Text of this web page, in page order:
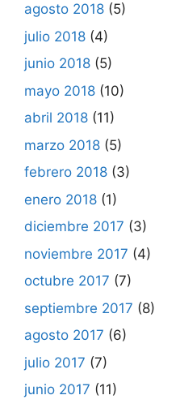
agosto 2018 (5)
julio 2018 (4)
junio 2018 (5)
mayo 2018 (10)
abril 2018 (11)
marzo 2018 (5)
febrero 2018 (3)
enero 2018 (1)
diciembre 2017 (3)
noviembre 2017 (4)
octubre 2017 (7)
septiembre 2017 (8)
agosto 2017 (6)
julio 2017 (7)
junio 2017 (11)